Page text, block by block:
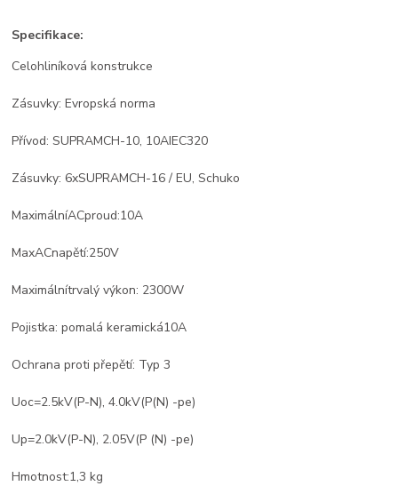
Specifikace:
Celohliníková konstrukce
Zásuvky: Evropskánorma
Přívod:SUPRAMCH-10, 10AIEC320
Zásuvky:6xSUPRAMCH-16/ EU,Schuko
MaximálníACproud:10A
MaxACnapětí:250V
Maximálnítrvalý výkon: 2300W
Pojistka: pomalákeramická10A
Ochrana proti přepětí: Typ 3
Uoc=2.5kV(P-N),4.0kV(P(N) -pe)
Up=2.0kV(P-N), 2.05V(P (N) -pe)
Hmotnost:1,3 kg